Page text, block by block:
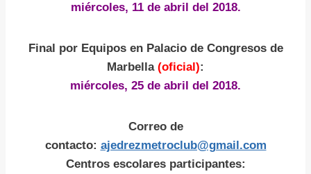
miércoles, 11 de abril del 2018.
Final por Equipos en Palacio de Congresos de
Marbella (oficial):
miércoles, 25 de abril del 2018.
Correo de
contacto: ajedrezmetroclub@gmail.com
Centros escolares participantes: